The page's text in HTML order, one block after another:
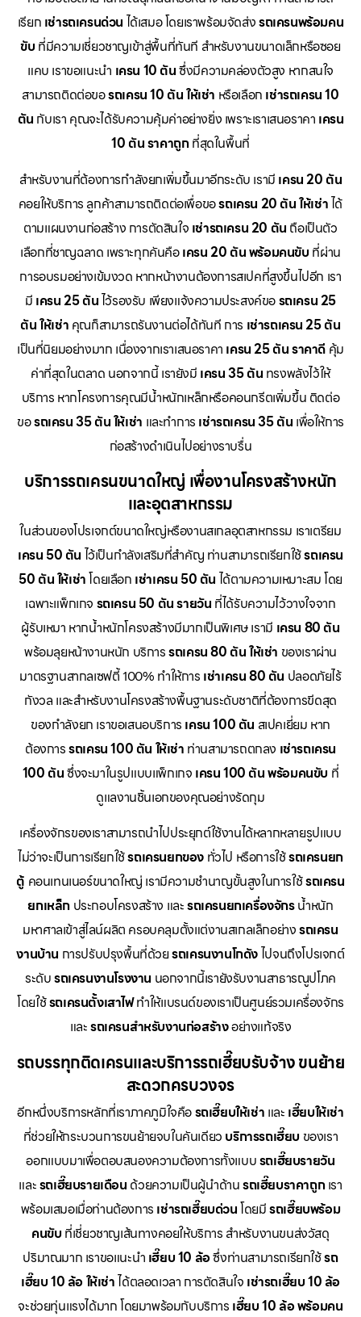
เรียก เช่ารถเครนด่วน ได้เสมอ โดยเราพร้อมจัดส่งรถเครนพร้อมคน
ขับ ที่มีความเชี่ยวชาญเข้าสู่พื้นที่ทันที สำหรับงานขนาดเล็กหรือซอย
แคบ เราขอแนะนำ เครน 10 ตันซึ่งมีความคล่องตัวสูง หากสนใจ
สามารถติดต่อขอรถเครน 10 ตัน ให้เช่า หรือเลือก เช่ารถเครน 10
ตัน กับเรา คุณจะได้รับความคุ้มค่าอย่างยิ่ง เพราะเราเสนอราคา เครน
10 ตัน ราคาถูกที่สุดในพื้นที่
สำหรับงานที่ต้องการกำลังยกเพิ่มขึ้นมาอีกระดับ เรามี เครน 20 ตัน
คอยให้บริการ ลูกค้าสามารถติดต่อเพื่อขอรถเครน 20 ตัน ให้เช่าได้
ตามแผนงานก่อสร้าง การตัดสินใจ เช่ารถเครน 20 ตัน ถือเป็นตัว
เลือกที่ชาญฉลาด เพราะทุกคันคือเครน 20 ตัน พร้อมคนขับ ที่ผ่าน
การอบรมอย่างเข้มงวด หากหน้างานต้องการสเปคที่สูงขึ้นไปอีก เรา
มี เครน 25 ตันไว้รองรับ เพียงแจ้งความประสงค์ขอรถเครน 25
ตัน ให้เช่า คุณก็สามารถรันงานต่อได้ทันที การ เช่ารถเครน 25 ตัน
เป็นที่นิยมอย่างมาก เนื่องจากเราเสนอราคา เครน 25 ตัน ราคาดี คุ้ม
ค่าที่สุดในตลาด นอกจากนี้ เรายังมี เครน 35 ตัน ทรงพลังไว้ให้
บริการ หากโครงการคุณมีน้ำหนักเหล็กหรือคอนกรีตเพิ่มขึ้น ติดต่อ
ขอรถเครน 35 ตัน ให้เช่า และทำการ เช่ารถเครน 35 ตัน เพื่อให้การ
ก่อสร้างดำเนินไปอย่างราบรื่น
บริการรถเครนขนาดใหญ่ เพื่องานโครงสร้างหนัก
และอุตสาหกรรม
ในส่วนของโปรเจกต์ขนาดใหญ่หรืองานสเกลอุตสาหกรรม เราเตรียม
เครน 50 ตัน ไว้เป็นกำลังเสริมที่สำคัญ ท่านสามารถเรียกใช้รถเครน
50 ตัน ให้เช่าโดยเลือก เช่าเครน 50 ตัน ได้ตามความเหมาะสม โดย
เฉพาะแพ็กเกจ รถเครน 50 ตัน รายวัน ที่ได้รับความไว้วางใจจาก
ผู้รับเหมา หากน้ำหนักโครงสร้างมีมากเป็นพิเศษ เรามี เครน 80 ตัน
พร้อมลุยหน้างานหนัก บริการรถเครน 80 ตัน ให้เช่า ของเราผ่าน
มาตรฐานสากลเซฟตี้ 100% ทำให้การ เช่าเครน 80 ตัน ปลอดภัยไร้
กังวล และสำหรับงานโครงสร้างพื้นฐานระดับชาติที่ต้องการขีดสุด
ของกำลังยก เราขอเสนอบริการ เครน 100 ตัน สเปคเยี่ยม หาก
ต้องการรถเครน 100 ตัน ให้เช่า ท่านสามารถตกลง เช่ารถเครน
100 ตันซึ่งจะมาในรูปแบบแพ็กเกจ เครน 100 ตัน พร้อมคนขับ ที่
ดูแลงานชิ้นเอกของคุณอย่างรัดกุม
เครื่องจักรของเราสามารถนำไปประยุกต์ใช้งานได้หลากหลายรูปแบบ
ไม่ว่าจะเป็นการเรียกใช้รถเครนยกของ ทั่วไป หรือการใช้รถเครนยก
ตู้ คอนเทนเนอร์ขนาดใหญ่ เรามีความชำนาญขั้นสูงในการใช้รถเครน
ยกเหล็ก ประกอบโครงสร้าง และรถเครนยกเครื่องจักรน้ำหนัก
มหาศาลเข้าสู่ไลน์ผลิต ครอบคลุมตั้งแต่งานสเกลเล็กอย่างรถเครน
งานบ้าน การปรับปรุงพื้นที่ด้วยรถเครนงานโกดังไปจนถึงโปรเจกต์
ระดับรถเครนงานโรงงาน นอกจากนี้เรายังรับงานสาธารณูปโภค
โดยใช้รถเครนตั้งเสาไฟทำให้แบรนด์ของเราเป็นศูนย์รวมเครื่องจักร
และรถเครนสำหรับงานก่อสร้างอย่างแท้จริง
รถบรรทุกติดเครนและบริการรถเฮี๊ยบรับจ้าง ขนย้าย
สะดวกครบวงจร
อีกหนึ่งบริการหลักที่เราภาคภูมิใจคือรถเฮี๊ยบให้เช่า และ เฮี๊ยบให้เช่า
ที่ช่วยให้กระบวนการขนย้ายจบในคันเดียว บริการรถเฮี๊ยบ ของเรา
ออกแบบมาเพื่อตอบสนองความต้องการทั้งแบบรถเฮี๊ยบรายวัน
และรถเฮี๊ยบรายเดือน ด้วยความเป็นผู้นำด้านรถเฮี๊ยบราคาถูกเรา
พร้อมเสมอเมื่อท่านต้องการ เช่ารถเฮี๊ยบด่วนโดยมีรถเฮี๊ยบพร้อม
คนขับ ที่เชี่ยวชาญเส้นทางคอยให้บริการ สำหรับงานขนส่งวัสดุ
ปริมาณมาก เราขอแนะนำ เฮี๊ยบ 10 ล้อซึ่งท่านสามารถเรียกใช้รถ
เฮี๊ยบ 10 ล้อ ให้เช่าได้ตลอดเวลา การตัดสินใจ เช่ารถเฮี๊ยบ 10 ล้อ
จะช่วยทุ่นแรงได้มาก โดยมาพร้อมกับบริการ เฮี๊ยบ 10 ล้อ พร้อมคน